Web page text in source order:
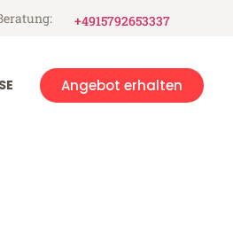
+4915792653337
Angebot erhalten